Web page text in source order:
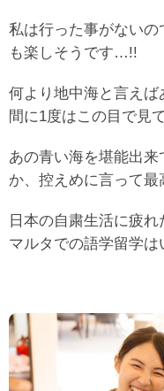
私は行った事がない
も楽しそうです…!!
何より地中海と言え
間に1度はこの目で見
あの青い海を堪能出
か、控えめに言って
日本の自粛生活に疲
マルタでの語学留学は